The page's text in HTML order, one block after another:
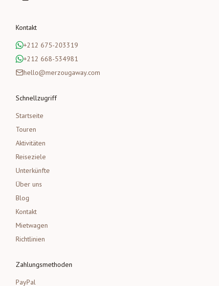
Kontakt
+212 675-203319
+212 668-534981
hello@merzougaway.com
Schnellzugriff
Startseite
Touren
Aktivitäten
Reiseziele
Unterkünfte
Über uns
Blog
Kontakt
Mietwagen
Richtlinien
Zahlungsmethoden
PayPal